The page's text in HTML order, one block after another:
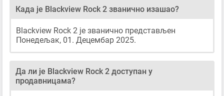
Када је Blackview Rock 2 званично изашао?
Blackview Rock 2 је званично представљен
Понедељак, 01. Децембар 2025.
Да ли је Blackview Rock 2 доступан у
продавницама?